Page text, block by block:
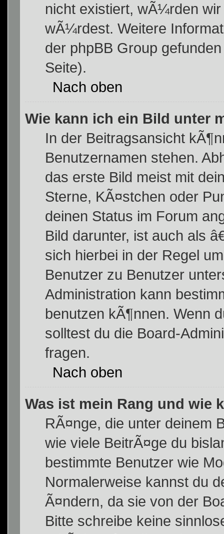
nicht existiert, wÃ¼rden
wÃ¼rdest. Weitere
der phpBB Group
Seite).
Nach oben
Wie kann ich ein Bild unter
In der Beitragsansicht
Benutzernamen stehen.
das erste Bild meist mit
Sterne, KÃ¤stchen oder
deinen Status im Forum
Bild darunter, ist auch als
sich hierbei in der Regel
Benutzer zu Benutzer
Administration kann
benutzen kÃ¶nnen. Wenn
solltest du die Board-
fragen.
Nach oben
Was ist mein Rang und wie
RÃ¤nge, die unter deinem
wie viele BeitrÃ¤ge du
bestimmte Benutzer wie
Normalerweise kannst du
Ã¤ndern, da sie von der
Bitte schreibe keine